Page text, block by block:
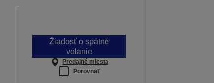
Žiadosť o spätné
volanie
Predajné miesta
Porovnať